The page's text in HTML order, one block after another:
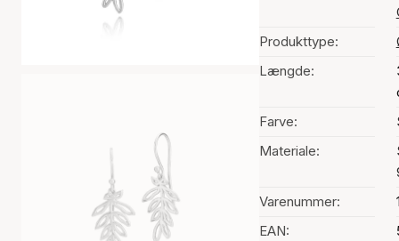
Produkttype:
Længde:
Farve:
Materiale:
Varenummer:
EAN: